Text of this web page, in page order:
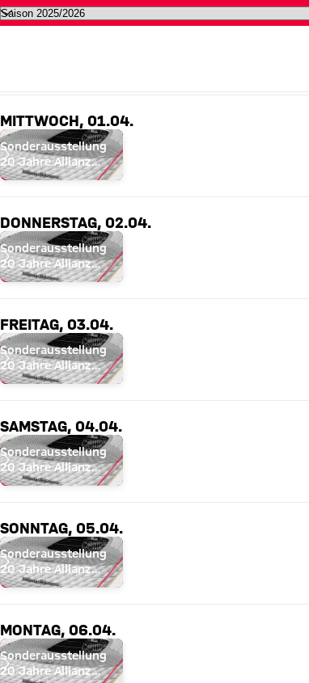
Kalender | Alle Allianz
MITTWOCH, 01.04.
Sonderausstellung
20 Jahre Allianz
Arena
DONNERSTAG, 02.04.
Sonderausstellung
20 Jahre Allianz
Arena
FREITAG, 03.04.
Sonderausstellung
20 Jahre Allianz
Arena
SAMSTAG, 04.04.
Sonderausstellung
20 Jahre Allianz
Arena
SONNTAG, 05.04.
Sonderausstellung
20 Jahre Allianz
Arena
MONTAG, 06.04.
Sonderausstellung
20 Jahre Allianz